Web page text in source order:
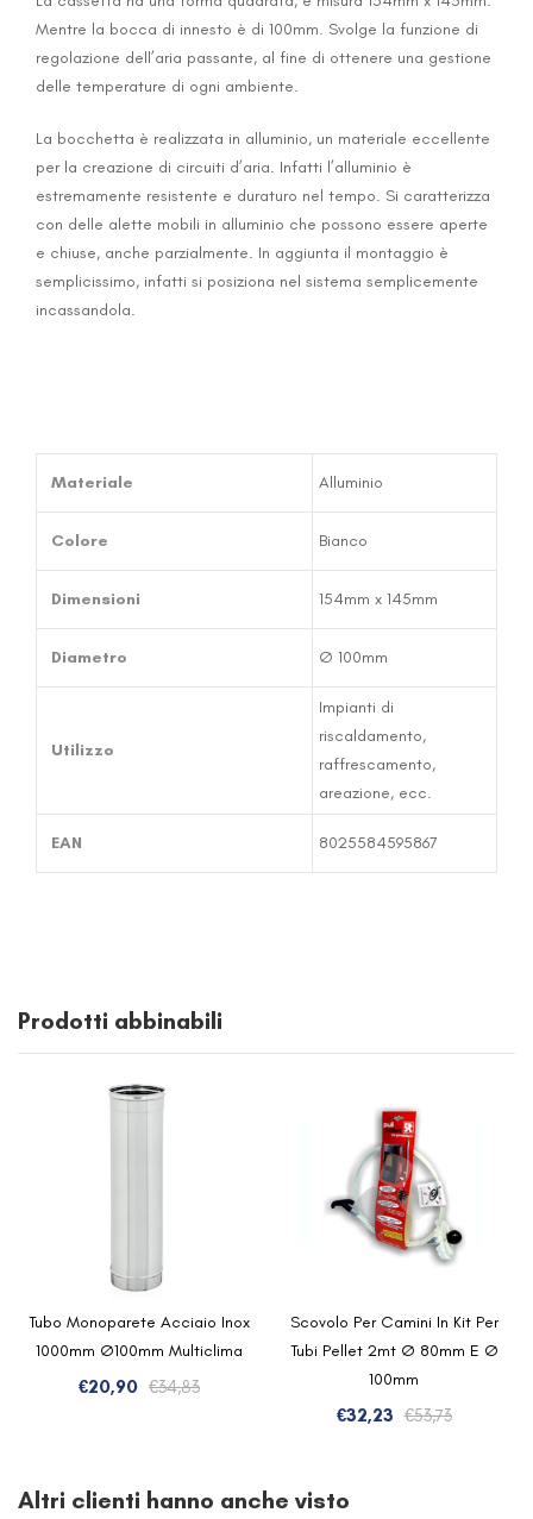
Mentre la bocca di innesto è di 100mm. Svolge la funzione di
regolazione dell’aria passante, al fine di ottenere una gestione
delle temperature di ogni ambiente.
La bocchetta è realizzata in alluminio, un materiale eccellente
per la creazione di circuiti d’aria. Infatti l’alluminio è
estremamente resistente e duraturo nel tempo. Si caratterizza
con delle alette mobili in alluminio che possono essere aperte
e chiuse, anche parzialmente. In aggiunta il montaggio è
semplicissimo, infatti si posiziona nel sistema semplicemente
incassandola.
Materiale Alluminio
Colore Bianco
Dimensioni 154mm x 145mm
Diametro Ø 100mm
Utilizzo
Impianti di
riscaldamento,
raffrescamento,
areazione, ecc.
EAN 8025584595867
Prodotti abbinabili
Tubo Monoparete Acciaio Inox
1000mm Ø100mm Multiclima
€34,83Il
€34,83.
€20,90
Il
€20,90.
Scovolo Per Camini In Kit Per
Tubi Pellet 2mt Ø 80mm E Ø
100mm
€53,73Il
€32,23
Il
Altri clienti hanno anche visto